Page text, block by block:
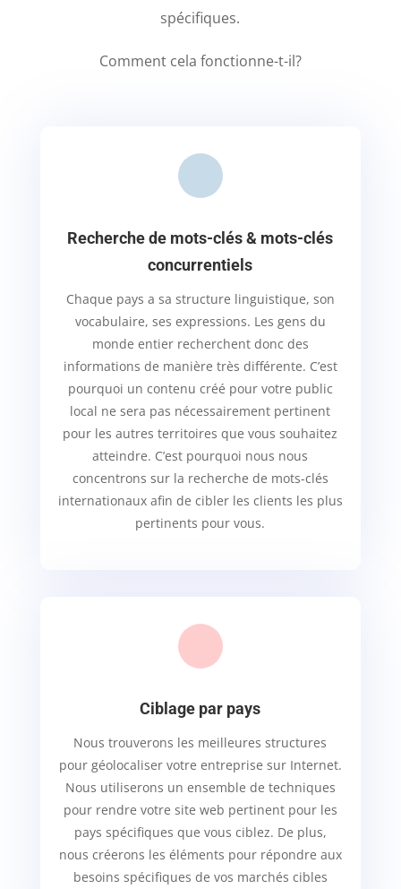
spécifiques.
Comment cela fonctionne-t-il?
Recherche de mots-clés & mots-clés
concurrentiels
Chaque pays a sa structure linguistique, son
vocabulaire, ses expressions. Les gens du
monde entier recherchent donc des
informations de manière très différente. C’est
pourquoi un contenu créé pour votre public
local ne sera pas nécessairement pertinent
pour les autres territoires que vous souhaitez
atteindre. C’est pourquoi nous nous
concentrons sur la recherche de mots-clés
internationaux afin de cibler les clients les plus
pertinents pour vous.
Ciblage par pays
Nous trouverons les meilleures structures
pour géolocaliser votre entreprise sur Internet.
Nous utiliserons un ensemble de techniques
pour rendre votre site web pertinent pour les
pays spécifiques que vous ciblez. De plus,
nous créerons les éléments pour répondre aux
besoins spécifiques de vos marchés cibles